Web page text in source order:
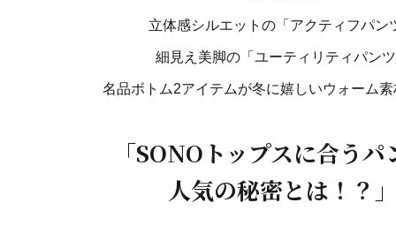
立体感シルエットの「アクティフパン
細見え美脚の「ユーティリティパン
名品ボトム2アイテムが冬に嬉しいウォーム
「SONOトップスに合うパ
人気の秘密とは！？